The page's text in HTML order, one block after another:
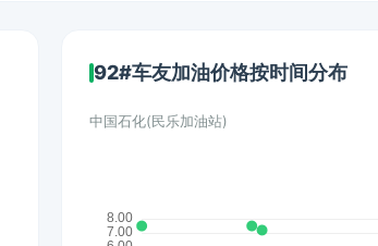
92#车友加油价格按时间分布
中国石化(民乐加油站)